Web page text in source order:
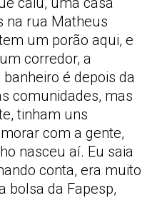
na rua Matheus
um porão aqui, e
corredor, a
é depois da
comunidades, mas
tinham uns
com a gente,
nasceu aí. Eu saia
conta, era muito
bolsa da Fapesp,